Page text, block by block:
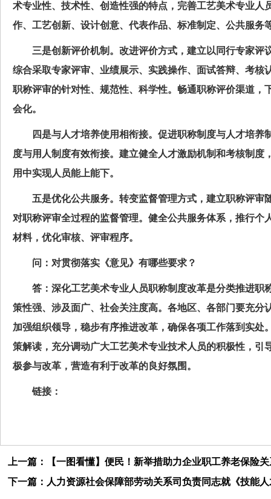
术专业性、技术性、创造性强的特点，完善工艺美术专业人
作、工艺创新、设计创意、代表作品、标准制定、公共服务
三是创新评价机制。改进评价方式，建立以同行专家评
综合采取专家评审、业绩展示、实践操作、面试答辩、考核
职称评审的针对性、规范性、科学性。畅通职称评价渠道，
会化。
四是与人才培养使用相衔接。促进职称制度与人才培养
度与用人制度有效衔接。建立健全人才激励机制和考核制度
用中实现人员能上能下。
五是优化公共服务。转变监督管理方式，建立职称评审
对职称评审全过程的监督管理。健全公共服务体系，推行个
材料，优化审核、评审程序。
问：对贯彻落实《意见》有哪些要求？
答：深化工艺美术专业人员职称制度改革是分类推进职
策性强、涉及面广、社会关注度高。各地区、各部门要充分
加强组织领导，稳步有序推进改革，确保各项工作落到实处
策解读，充分调动广大工艺美术专业技术人员的积极性，引
极参与改革，营造有利于改革的良好氛围。
链接：
上一篇：【一图看懂】便民！新举措助力企业职工养老保险
下一篇：人力资源社会保障部劳动关系司负责同志就《技能